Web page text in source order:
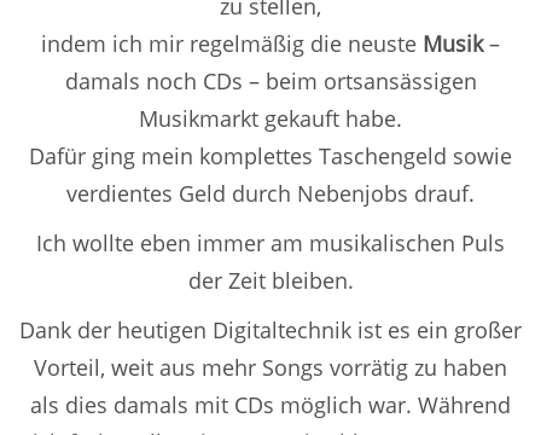
zu stellen,
indem ich mir regelmäßig die neuste Musik–
damals noch CDs – beim ortsansässigen
Musikmarkt gekauft habe.
Dafür ging mein komplettes Taschengeld sowie
verdientes Geld durch Nebenjobs drauf.
Ich wollte eben immer am musikalischen Puls
der Zeit bleiben.
Dank der heutigen Digitaltechnik ist es ein großer
Vorteil, weit aus mehr Songs vorrätig zu haben
als dies damals mit CDs möglich war. Während